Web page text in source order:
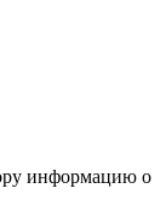
информацию о